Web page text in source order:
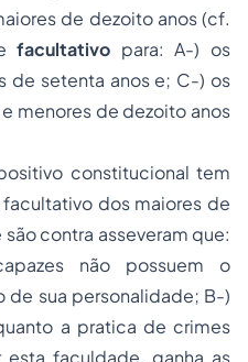
de dezoito anos (cf.
efacultativo para: A-) os
de setenta anos e; C-) os
menores de dezoito anos
constitucional tem
dos maiores de
são contra asseveram que:
não possuem o
sua personalidade; B-)
a pratica de crimes
faculdade, ganha as